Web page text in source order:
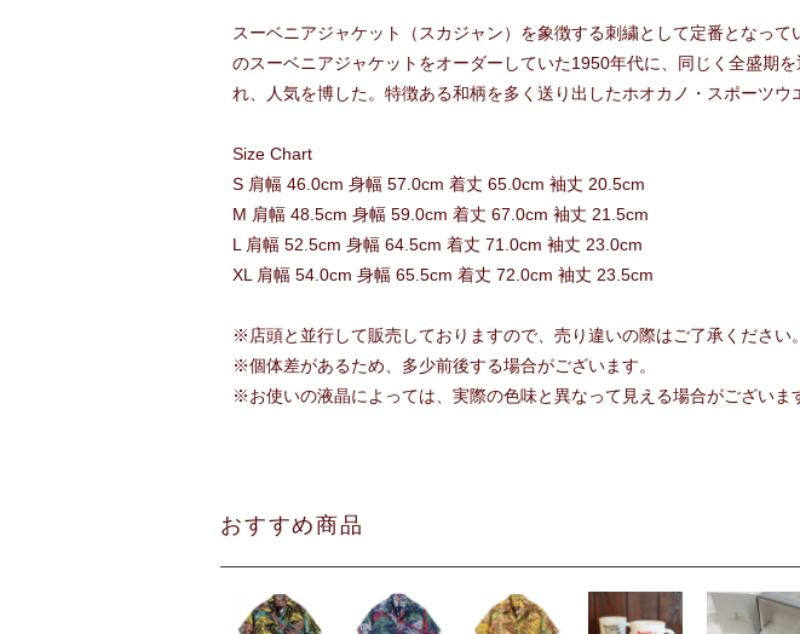
スーベニアジャケット（スカジャン）を象徴する刺繍として定番となっ
のスーベニアジャケットをオーダーしていた1950年代に、同じく全盛期
れ、人気を博した。特徴ある和柄を多く送り出したホオカノ・スポーツ
Size Chart
S 肩幅 46.0cm 身幅 57.0cm 着丈 65.0cm 袖丈 20.5cm
M 肩幅 48.5cm 身幅 59.0cm 着丈 67.0cm 袖丈 21.5cm
L 肩幅 52.5cm 身幅 64.5cm 着丈 71.0cm 袖丈 23.0cm
XL 肩幅 54.0cm 身幅 65.5cm 着丈 72.0cm 袖丈 23.5cm
※店頭と並行して販売しておりますので、売り違いの際はご了承ください。
※個体差があるため、多少前後する場合がございます。
※お使いの液晶によっては、実際の色味と異なって見える場合がございま
おすすめ商品